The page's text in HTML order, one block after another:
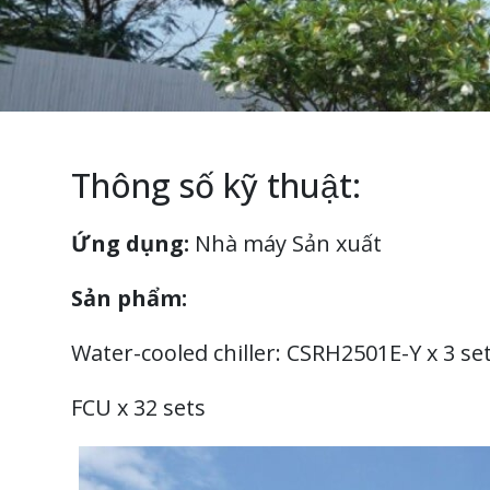
Thông số kỹ thuật:
Ứng dụng: Nhà máy Sản xuất
Sản phẩm:
Water-cooled chiller: CSRH2501E-Y x 3
FCU x 32 sets